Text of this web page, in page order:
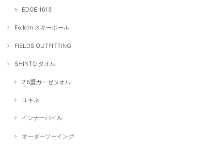
EDGE 1613
Folkrm スキーポール
FIELDS OUTFITTING
SHINTO タオル
2.5重ガーゼタオル
ユキネ
インナーパイル
オーダーソーイング